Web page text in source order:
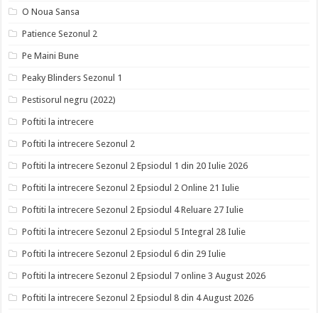
O Noua Sansa
Patience Sezonul 2
Pe Maini Bune
Peaky Blinders Sezonul 1
Pestisorul negru (2022)
Poftiti la intrecere
Poftiti la intrecere Sezonul 2
Poftiti la intrecere Sezonul 2 Epsiodul 1 din 20 Iulie 2026
Poftiti la intrecere Sezonul 2 Epsiodul 2 Online 21 Iulie
Poftiti la intrecere Sezonul 2 Epsiodul 4 Reluare 27 Iulie
Poftiti la intrecere Sezonul 2 Epsiodul 5 Integral 28 Iulie
Poftiti la intrecere Sezonul 2 Epsiodul 6 din 29 Iulie
Poftiti la intrecere Sezonul 2 Epsiodul 7 online 3 August 2026
Poftiti la intrecere Sezonul 2 Epsiodul 8 din 4 August 2026